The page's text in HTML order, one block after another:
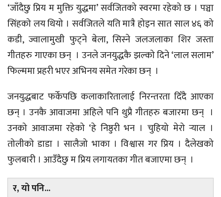
‘जाँदैछु प्रिय म मुक्ति युद्धमा’ सर्वजितको स्वरमा रहेको छ । पञ्चा
सिंहको लय थियो । सर्वजितले यति मात्रै होइन सात साल ४६ को
कडी, ज्वालामुखी फुट्ने बेला, सिस्ने जलजलाका शिर जस्ता
गीतहरु गाएका छन् । उनले जनयुद्धकै झल्को दिने ‘लाल सलाम’
फिल्ममा प्रहरी भएर अभिनय समेत गरेका छन् ।
जनयुद्धबाट फर्केपछि कलाकारितालाई निरन्तरता दिँदै आएका
छन् । उनकै आवाजमा अहिले पनि थुप्रै गीतहरु बजारमा छन् ।
उनको आवाजमा रहेको ‘हे निष्ठुरी भन । चुहियो मेरो र्‍याल ।
तोलीको डाडा । सालैजो भाका । विश्वास गर प्रिय । दैलेखको
फुलबारी । आउँदैछु म प्रिय लगायतका गीत बजाएमा छन् ।
र, यो पनि...